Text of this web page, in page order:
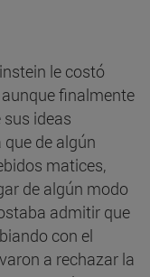
le costó
finalmente
ideas
de algún
matices,
de algún modo
admitir que
con el
a rechazar la